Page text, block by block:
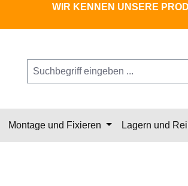
WIR KENNEN UNSERE
Montage und Fixieren Lagern und